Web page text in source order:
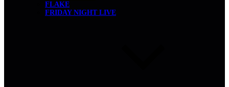
FLAKE
FRIDAY NIGHT LIVE